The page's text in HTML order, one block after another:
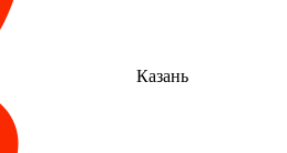
Казань